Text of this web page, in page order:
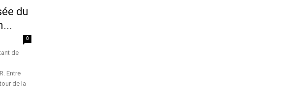
du
0
de
Entre
de la